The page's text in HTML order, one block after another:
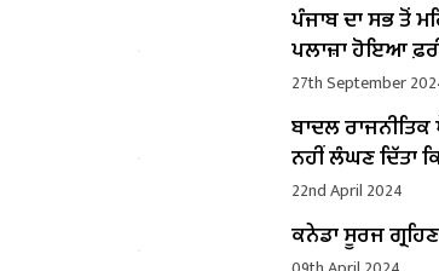
ਪੰਜਾਬ ਦਾ ਸਭ ਤੋਂ
ਪਲਾਜ਼ਾ ਹੋਇਆ
27th September
ਬਾਦਲ ਰਾਜਨੀਤਿਕ
ਨਹੀਂ ਲੰਘਣ ਦਿੱਤਾ
22nd April 2024
ਕਨੇਡਾ ਸੂਰਜ